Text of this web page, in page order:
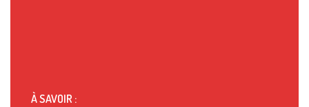
À SAVOIR :